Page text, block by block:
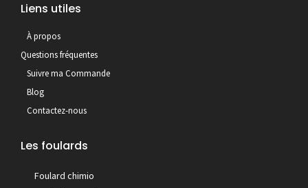
Liens utiles
À propos
Questions fréquentes
Suivre ma Commande
Blog
Contactez-nous
Les foulards
Foulard chimio